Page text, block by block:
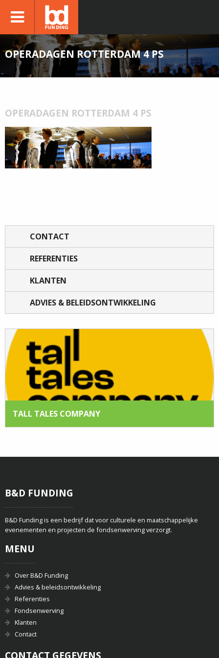
OPERADAGEN ROTTERDAM 4 PS
OPERADAGEN ROTTERDAM 4 PS
CONTACT
REFERENTIES
KLANTEN
ADVIES & BELEIDSONTWIKKELING
TALL TALES COMPANY
B&D FUNDING
B&D Funding is een bedrijf dat voor culturele en maatschappelijke
evenementen en projecten de fondsenwerving verzorgt.
MENU
Over B&D Funding
Advies & beleidsontwikkeling
Referenties
Fondsenwerving
Klanten
Contact
CONTACT GEGEVENS